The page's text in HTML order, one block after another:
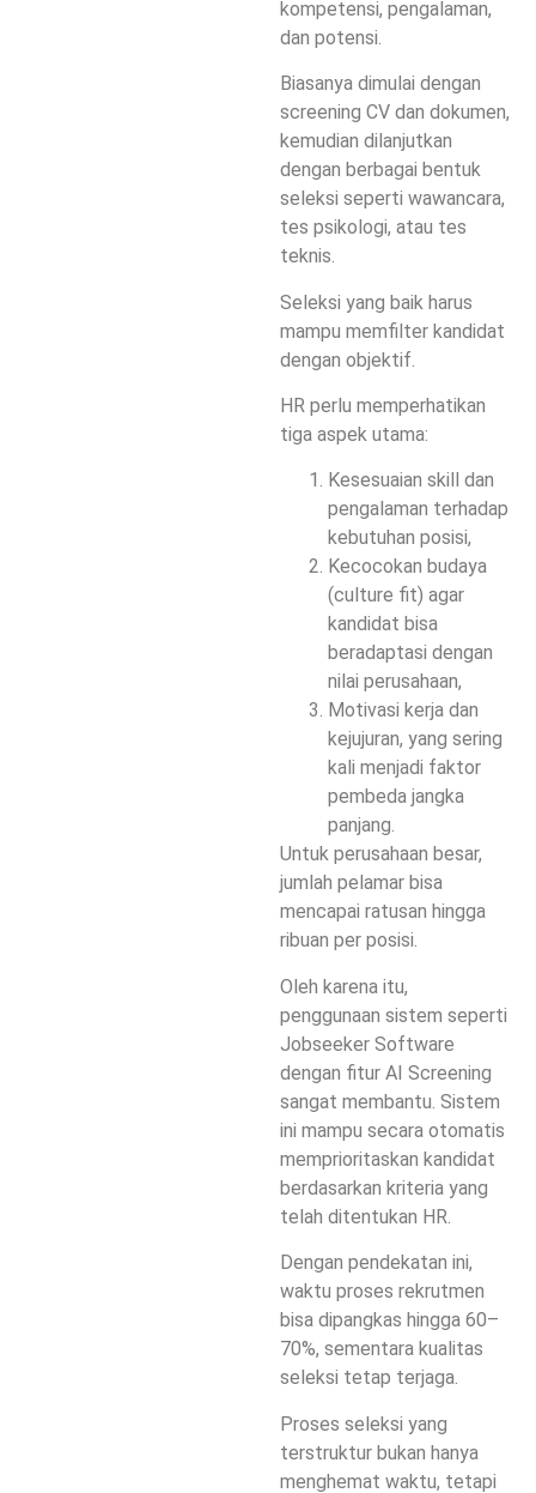
kompetensi, pengalaman,
dan potensi.
Biasanya dimulai dengan
screening CV dan dokumen,
kemudian dilanjutkan
dengan berbagai bentuk
seleksi seperti wawancara,
tes psikologi, atau tes
teknis.
Seleksi yang baik harus
mampu memfilter kandidat
dengan objektif.
HR perlu memperhatikan
tiga aspek utama:
Kesesuaian skill dan
pengalaman terhadap
kebutuhan posisi,
Kecocokan budaya
(culture fit) agar
kandidat bisa
beradaptasi dengan
nilai perusahaan,
Motivasi kerja dan
kejujuran, yang sering
kali menjadi faktor
pembeda jangka
panjang.
Untuk perusahaan besar,
jumlah pelamar bisa
mencapai ratusan hingga
ribuan per posisi.
Oleh karena itu,
penggunaan sistem seperti
Jobseeker Software
dengan fitur AI Screening
sangat membantu. Sistem
ini mampu secara otomatis
memprioritaskan kandidat
berdasarkan kriteria yang
telah ditentukan HR.
Dengan pendekatan ini,
waktu proses rekrutmen
bisa dipangkas hingga 60–
70%, sementara kualitas
seleksi tetap terjaga.
Proses seleksi yang
terstruktur bukan hanya
menghemat waktu, tetapi